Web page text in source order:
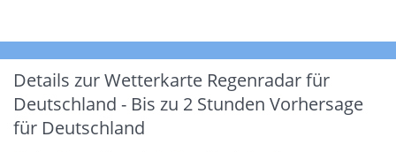
Details zur Wetterkarte Regenradar für
Deutschland - Bis zu 2 Stunden Vorhersage
für Deutschland